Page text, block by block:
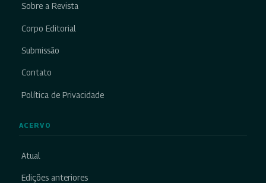
Sobre a Revista
Corpo Editorial
Submissão
Contato
Política de Privacidade
ACERVO
Atual
Edições anteriores